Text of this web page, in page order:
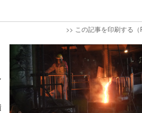
>> この記事を印刷する（